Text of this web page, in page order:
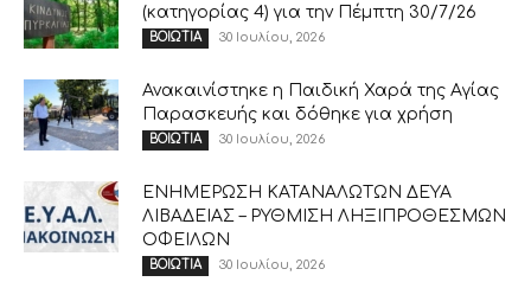
(κατηγορίας 4) για την Πέμπτη 30/7/26
ΒΟΙΩΤΙΑ 30 Ιουλίου, 2026
Ανακαινίστηκε η Παιδική Χαρά της Αγίας
Παρασκευής και δόθηκε για χρήση
ΒΟΙΩΤΙΑ 30 Ιουλίου, 2026
ΕΝΗΜΕΡΩΣΗ ΚΑΤΑΝΑΛΩΤΩΝ ΔΕΥΑ
ΛΙΒΑΔΕΙΑΣ – ΡΥΘΜΙΣΗ ΛΗΞΙΠΡΟΘΕΣΜΩΝ
ΟΦΕΙΛΩΝ
ΒΟΙΩΤΙΑ 30 Ιουλίου, 2026